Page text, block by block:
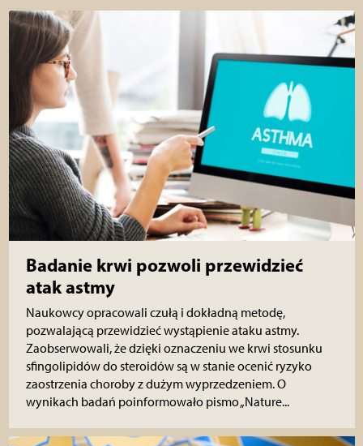
Badanie krwi pozwoli przewidzieć
atak astmy
Naukowcy opracowali czułą i dokładną metodę,
pozwalającą przewidzieć wystąpienie ataku astmy.
Zaobserwowali, że dzięki oznaczeniu we krwi stosunku
sfingolipidów do steroidów są w stanie ocenić ryzyko
zaostrzenia choroby z dużym wyprzedzeniem. O
wynikach badań poinformowało pismo „Nature...